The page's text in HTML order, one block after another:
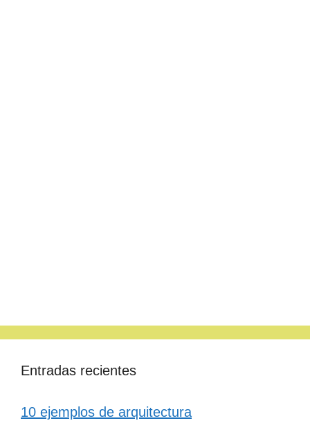
Entradas recientes
10 ejemplos de arquitectura